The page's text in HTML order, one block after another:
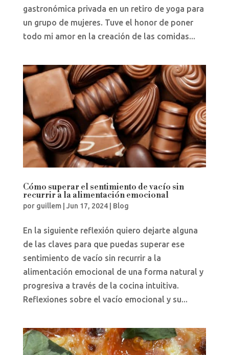
gastronómica privada en un retiro de yoga para
un grupo de mujeres. Tuve el honor de poner
todo mi amor en la creación de las comidas...
Cómo superar el sentimiento de vacío sin
recurrir a la alimentación emocional
por guillem| Jun 17, 2024| Blog
En la siguiente reflexión quiero dejarte alguna
de las claves para que puedas superar ese
sentimiento de vacío sin recurrir a la
alimentación emocional de una forma natural y
progresiva a través de la cocina intuitiva.
Reflexiones sobre el vacío emocional y su...